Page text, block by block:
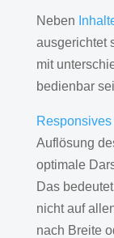
Neben
ausgerichtet
mit
bedienbar
Auflösung
optimale
Das
nicht auf
nach Breite